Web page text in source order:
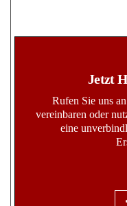
Jetzt
Rufen Sie uns
vereinbaren oder
eine